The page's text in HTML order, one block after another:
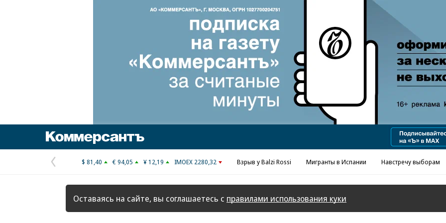
Предыдущая
страница
$ 81,40 € 94,05 ¥ 12,19 IMOEX 2280,32 Взрыв у Balzi Rossi Мигранты в Испании Навстречу выборам
Оставаясь на сайте, вы соглашаетесь с правилами использования куки